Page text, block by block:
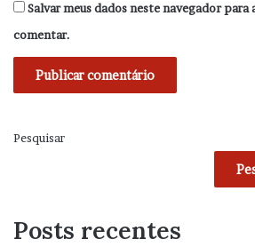
Salvar meus dados neste navegador para
comentar.
Pesquisar
Posts recentes